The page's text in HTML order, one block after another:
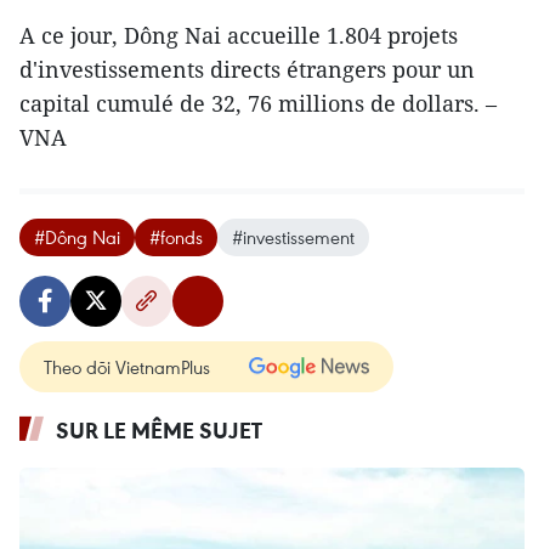
A ce jour, Dông Nai accueille 1.804 projets
d'investissements directs étrangers pour un
capital cumulé de 32, 76 millions de dollars. –
VNA
#Dông Nai #fonds #investissement
Theo dõi VietnamPlus
SUR LE MÊME SUJET